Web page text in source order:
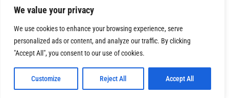
We value your privacy
We use cookies to enhance your browsing experience, serve
personalized ads or content, and analyze our traffic. By clicking
"Accept All", you consent to our use of cookies.
Customize Reject All Accept All
Reserved. Powered byNETinfo Plc